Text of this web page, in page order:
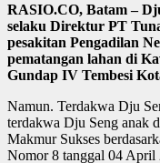
RASIO.CO, Batam –
selaku Direktur PT
pesakitan Pengadilan
pematangan lahan di
Gundap IV Tembesi
Namun. Terdakwa Dju
terdakwa Dju Seng anak
Makmur Sukses
Nomor 8 tanggal 04 April